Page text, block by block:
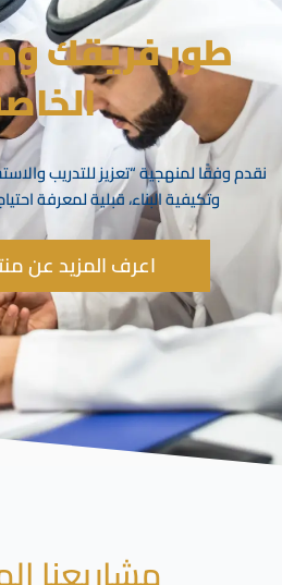
طور فريقك
نقدم وفقًا لمنهجية “تعزيز للتدريب
وتكيفية البناء، قبلية لمعرفة
اعرف المزيد عن